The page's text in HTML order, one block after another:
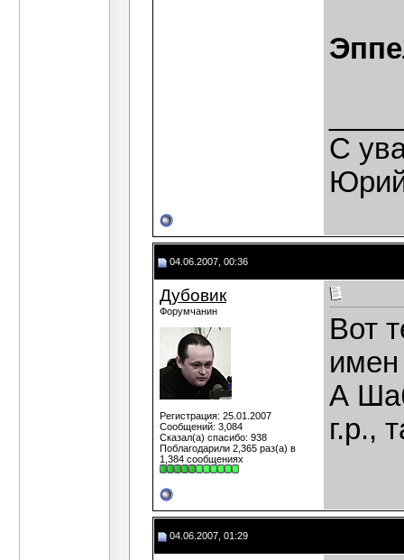
С
04.06.2007, 00:36
Дубовик
Форумчанин
Регистрация: 25.01.2007
Сообщений: 3,084
Сказал(а) спасибо: 938
Поблагодарили 2,365 раз(а) в
1,384 сообщениях
Вот
А
г.р.,
04.06.2007, 01:29